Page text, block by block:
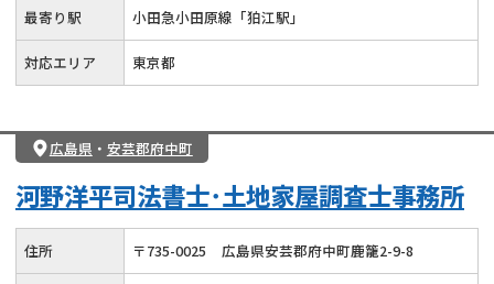
最寄り駅 小田急小田原線「狛江駅」
対応エリア 東京都
広島県 ・ 安芸郡府中町
河野洋平司法書士･土地家屋調査士事務所
住所 〒735-0025 広島県安芸郡府中町鹿籠2-9-8